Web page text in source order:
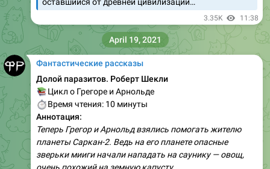
оставшийся от древней цивилизации…
3.35K 11:38
Фантастические рассказы
Долой паразитов. Роберт Шекли
Цикл о Грегоре и Арнольде
Время чтения: 10 минуты
Аннотация:
Теперь Грегор и Арнольд взялись помогать жителю
планеты Саркан-2. Ведь на его планете опасные
зверьки мииги начали нападать на саунику — овощ,
April 19, 2021